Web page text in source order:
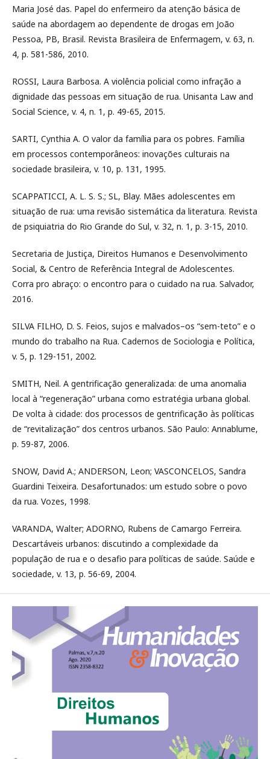
Maria José das. Papel do enfermeiro da atenção básica de
saúde na abordagem ao dependente de drogas em João
Pessoa, PB, Brasil. Revista Brasileira de Enfermagem, v. 63, n.
4, p. 581-586, 2010.
ROSSI, Laura Barbosa. A violência policial como infração a
dignidade das pessoas em situação de rua. Unisanta Law and
Social Science, v. 4, n. 1, p. 49-65, 2015.
SARTI, Cynthia A. O valor da família para os pobres. Família
em processos contemporâneos: inovações culturais na
sociedade brasileira, v. 10, p. 131, 1995.
SCAPPATICCI, A. L. S. S.; SL, Blay. Mães adolescentes em
situação de rua: uma revisão sistemática da literatura. Revista
de psiquiatria do Rio Grande do Sul, v. 32, n. 1, p. 3-15, 2010.
Secretaria de Justiça, Direitos Humanos e Desenvolvimento
Social, & Centro de Referência Integral de Adolescentes.
Corra pro abraço: o encontro para o cuidado na rua. Salvador,
2016.
SILVA FILHO, D. S. Feios, sujos e malvados–os “sem-teto” e o
mundo do trabalho na Rua. Cadernos de Sociologia e Política,
v. 5, p. 129-151, 2002.
SMITH, Neil. A gentrificação generalizada: de uma anomalia
local à “regeneração” urbana como estratégia urbana global.
De volta à cidade: dos processos de gentrificação às políticas
de “revitalização” dos centros urbanos. São Paulo: Annablume,
p. 59-87, 2006.
SNOW, David A.; ANDERSON, Leon; VASCONCELOS, Sandra
Guardini Teixeira. Desafortunados: um estudo sobre o povo
da rua. Vozes, 1998.
VARANDA, Walter; ADORNO, Rubens de Camargo Ferreira.
Descartáveis urbanos: discutindo a complexidade da
população de rua e o desafio para políticas de saúde. Saúde e
sociedade, v. 13, p. 56-69, 2004.